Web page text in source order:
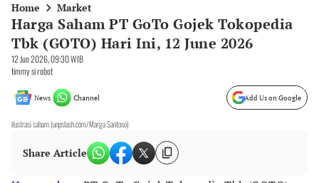
Home Market
Harga Saham PT GoTo Gojek Tokopedia
Tbk (GOTO) Hari Ini, 12 June 2026
12 Jun 2026, 09:30 WIB
timmy si robot
News Channel Add Us on Google
ilustrasi saham (unpslash.com/Marga Santoso)
Share Article